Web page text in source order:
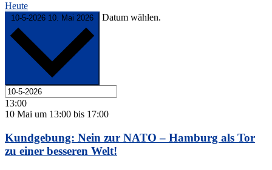
Heute
10-5-2026 10. Mai 2026 Datum wählen.
13:00
10 Mai um 13:00 bis 17:00
Kundgebung: Nein zur NATO – Hamburg als Tor
zu einer besseren Welt!